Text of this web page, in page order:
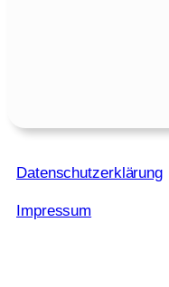
Datenschutzerklärung
Impressum